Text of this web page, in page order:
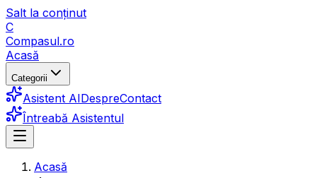
Salt la conținut
C
Compasul.ro
Acasă
Categorii
Asistent AIDespreContact
Întreabă Asistentul
Acasă